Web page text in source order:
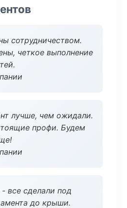
сотрудничеством.
четкое выполнение
лучше, чем ожидали.
профи. Будем
все сделали под
до крыши.